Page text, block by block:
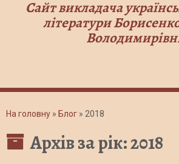
Сайт викладача
літератури
На головну » Блог » 2018
Архів за рік:2018